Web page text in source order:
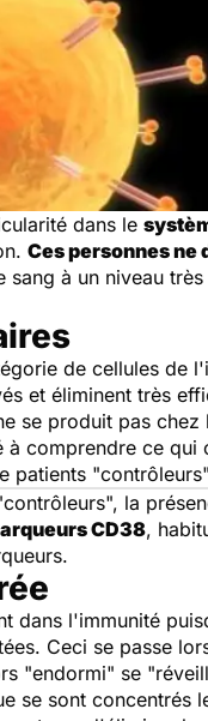
dans le
Ces personnes ne
à un niveau
de cellules de
et éliminent très
se produit pas
comprendre ce
la
CD38,
dans l'immunité
Ceci se passe
"endormi" se
se sont concentrés